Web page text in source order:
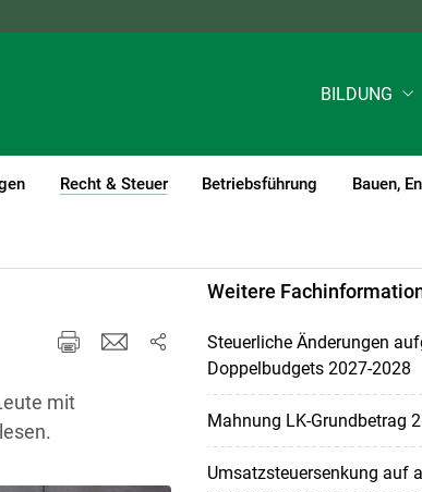
BILDUNG
Recht & Steuer
(current)1
Betriebsführung Bauen,
mit
Weitere
Steuerliche Änderungen
Doppelbudgets 2027-2028
Mahnung LK-Grundbetrag
Umsatzsteuersenkung auf